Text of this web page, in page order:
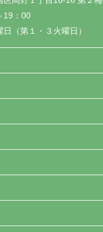
19：00
日（第１・３火曜日）